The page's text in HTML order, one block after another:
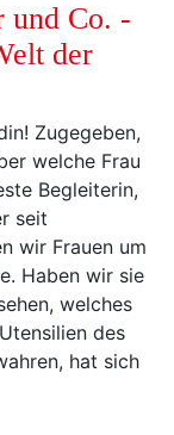
und Co. -
der
Zugegeben,
welche Frau
Begleiterin,
seit
wir Frauen um
Haben wir sie
welches
des
hat sich